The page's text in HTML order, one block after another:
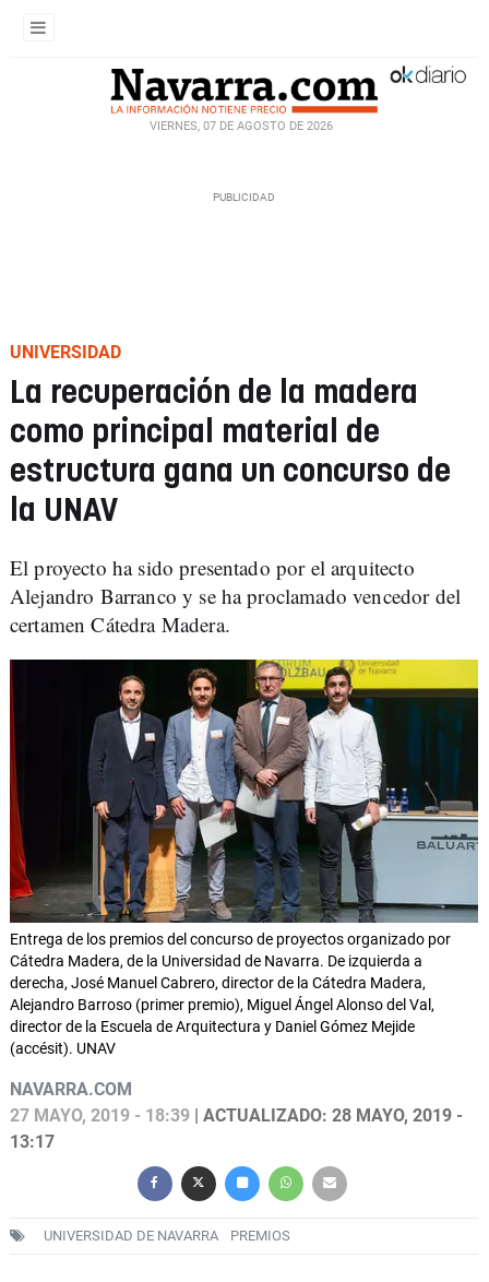
VIERNES, 07 DE AGOSTO DE 2026
UNIVERSIDAD
La recuperación de la madera
como principal material de
estructura gana un concurso de
la UNAV
El proyecto ha sido presentado por el arquitecto
Alejandro Barranco y se ha proclamado vencedor del
certamen Cátedra Madera.
Entrega de los premios del concurso de proyectos organizado por
Cátedra Madera, de la Universidad de Navarra. De izquierda a
derecha, José Manuel Cabrero, director de la Cátedra Madera,
Alejandro Barroso (primer premio), Miguel Ángel Alonso del Val,
director de la Escuela de Arquitectura y Daniel Gómez Mejide
(accésit). UNAV
NAVARRA.COM
27 MAYO, 2019 - 18:39 | ACTUALIZADO: 28 MAYO, 2019 -
13:17
UNIVERSIDAD DE NAVARRA PREMIOS